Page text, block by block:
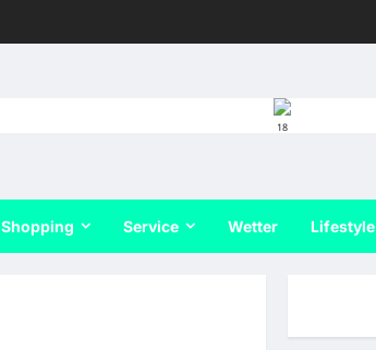
18
Shopping Service Wetter Lifestyle